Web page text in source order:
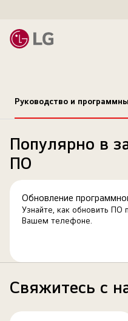
Руководство и
Популярно в
ПО
Обновление
Узнайте, как обновить ПО
Вашем телефоне.
Свяжитесь с